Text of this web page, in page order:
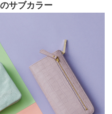
サブカラー